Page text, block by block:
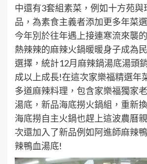
中還有3套組素菜，例如十方苑與
品，為素食主義者添加更多年菜
今年別於往年遇上接連寒流來襲
熱辣辣的麻辣火鍋暖暖身子成為
選擇，統計12月麻辣鍋湯底湯頭
成以上成長!在這次家樂福精選年
多道麻辣料理，包含家樂福獨家
湯底，新品海底撈火鍋組，重新
海底撈自主火鍋也趕上這波農曆
次還加入了新品例如阿進師麻辣
辣鴨血湯底!